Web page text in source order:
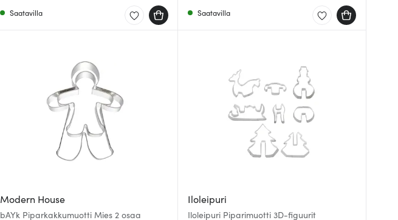
Saatavilla Saatavilla
Modern House
bAYk Piparkakkumuotti Mies 2 osaa
Iloleipuri
Iloleipuri Piparimuotti 3D-figuurit